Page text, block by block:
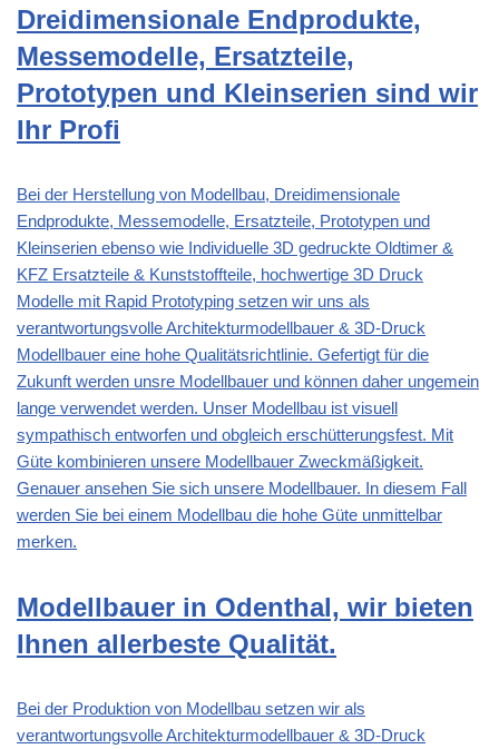
Dreidimensionale Endprodukte,
Messemodelle, Ersatzteile,
Prototypen und Kleinserien sind wir
Ihr Profi
Bei der Herstellung von Modellbau, Dreidimensionale
Endprodukte, Messemodelle, Ersatzteile, Prototypen und
Kleinserien ebenso wie Individuelle 3D gedruckte Oldtimer &
KFZ Ersatzteile & Kunststoffteile, hochwertige 3D Druck
Modelle mit Rapid Prototyping setzen wir uns als
verantwortungsvolle Architekturmodellbauer & 3D-Druck
Modellbauer eine hohe Qualitätsrichtlinie. Gefertigt für die
Zukunft werden unsre Modellbauer und können daher ungemein
lange verwendet werden. Unser Modellbau ist visuell
sympathisch entworfen und obgleich erschütterungsfest. Mit
Güte kombinieren unsere Modellbauer Zweckmäßigkeit.
Genauer ansehen Sie sich unsere Modellbauer. In diesem Fall
werden Sie bei einem Modellbau die hohe Güte unmittelbar
merken.
Modellbauer in Odenthal, wir bieten
Ihnen allerbeste Qualität.
Bei der Produktion von Modellbau setzen wir als
verantwortungsvolle Architekturmodellbauer & 3D-Druck